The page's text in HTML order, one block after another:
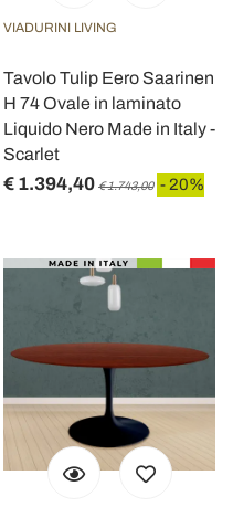
VIADURINI LIVING
Tavolo Tulip Eero Saarinen
H 74 Ovale in laminato
Liquido Nero Made in Italy -
Scarlet
€ 1.394,40 € 1.743,00 - 20%